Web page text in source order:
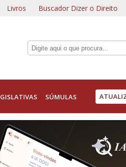
Livros Buscador Dizer o Direito
SÚMULAS